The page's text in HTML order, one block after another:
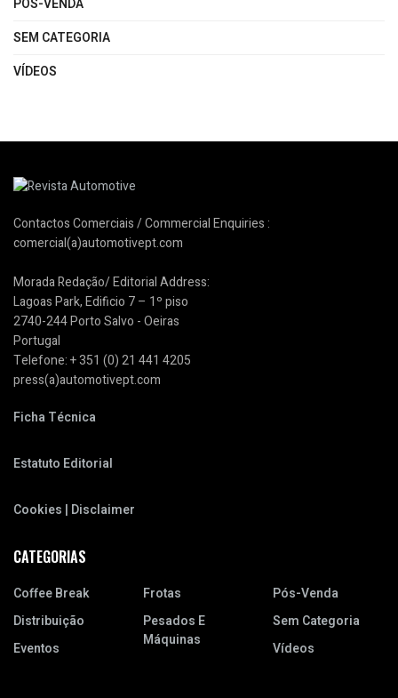
PÓS-VENDA
SEM CATEGORIA
VÍDEOS
Contactos Comerciais / Commercial Enquiries :
comercial(a)automotivept.com
Morada Redação/ Editorial Address:
Lagoas Park, Edificio 7 – 1º piso
2740-244 Porto Salvo - Oeiras
Portugal
Telefone: + 351 (0) 21 441 4205
press(a)automotivept.com
Ficha Técnica
Estatuto Editorial
Cookies | Disclaimer
CATEGORIAS
Coffee Break
Distribuição
Eventos
Frotas
Pesados E
Máquinas
Pós-Venda
Sem Categoria
Vídeos